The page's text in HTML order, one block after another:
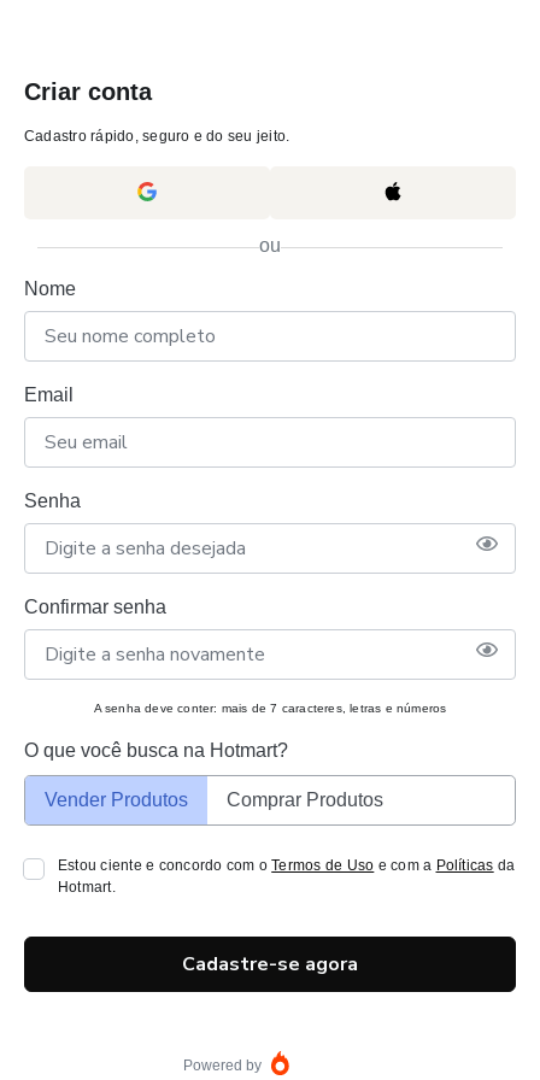
Criar conta
Cadastro rápido, seguro e do seu jeito.
ou
Nome
Email
Senha
Confirmar senha
A senha deve conter: mais de 7 caracteres, letras e números
O que você busca na Hotmart?
Vender Produtos Comprar Produtos
Estou ciente e concordo com oTermos de Uso e com a Políticas da
Hotmart.
Cadastre-se agora
Powered by